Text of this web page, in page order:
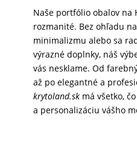
Naše portfólio obalov na
rozmanité. Bez ohľadu
minimalizmu alebo sa
výrazné doplnky, náš
vás nesklame. Od
až po elegantné a
krytoland.skmá všetko,
a personalizáciu vášho